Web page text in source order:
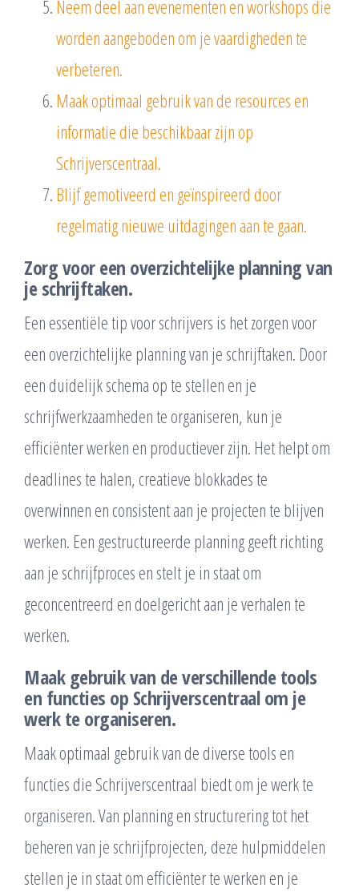
Neem deel aan evenementen en workshops die
worden aangeboden om je vaardigheden te
verbeteren.
Maak optimaal gebruik van de resources en
informatie die beschikbaar zijn op
Schrijverscentraal.
Blijf gemotiveerd en geïnspireerd door
regelmatig nieuwe uitdagingen aan te gaan.
Zorg voor een overzichtelijke planning van
je schrijftaken.
Een essentiële tip voor schrijvers is het zorgen voor
een overzichtelijke planning van je schrijftaken. Door
een duidelijk schema op te stellen en je
schrijfwerkzaamheden te organiseren, kun je
efficiënter werken en productiever zijn. Het helpt om
deadlines te halen, creatieve blokkades te
overwinnen en consistent aan je projecten te blijven
werken. Een gestructureerde planning geeft richting
aan je schrijfproces en stelt je in staat om
geconcentreerd en doelgericht aan je verhalen te
werken.
Maak gebruik van de verschillende tools
en functies op Schrijverscentraal om je
werk te organiseren.
Maak optimaal gebruik van de diverse tools en
functies die Schrijverscentraal biedt om je werk te
organiseren. Van planning en structurering tot het
beheren van je schrijfprojecten, deze hulpmiddelen
stellen je in staat om efficiënter te werken en je